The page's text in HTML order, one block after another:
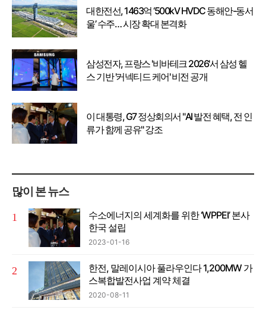
대한전선, 1463억 ‘500kV HVDC 동해안-동서
울’ 수주… 시장 확대 본격화
삼성전자, 프랑스 '비바테크 2026'서 삼성 헬
스 기반 '커넥티드 케어' 비전 공개
이 대통령, G7 정상회의서 "AI 발전 혜택, 전 인
류가 함께 공유" 강조
많이 본 뉴스
수소에너지의 세계화를 위한 ‘WPPEI’ 본사
한국 설립
2023-01-16
한전, 말레이시아 풀라우인다 1,200MW 가
스복합발전사업 계약 체결
2020-08-11